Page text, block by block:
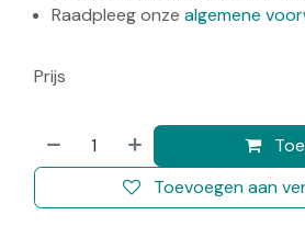
Raadpleeg onze algemene
Toevoegen aan
Prijs